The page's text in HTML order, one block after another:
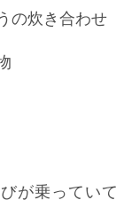
の炊き合わせ
が乗ってい